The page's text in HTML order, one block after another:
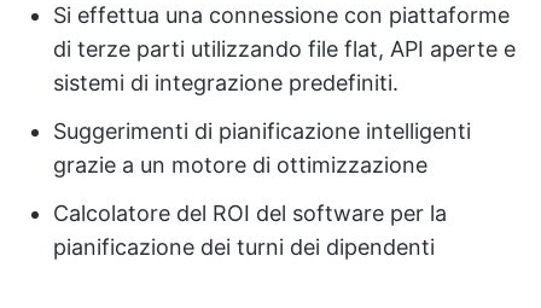
Si effettua una connessione con piattaforme
di terze parti utilizzando file flat, API aperte e
sistemi di integrazione predefiniti.
Suggerimenti di pianificazione intelligenti
grazie a un motore di ottimizzazione
Calcolatore del ROI del software per la
pianificazione dei turni dei dipendenti